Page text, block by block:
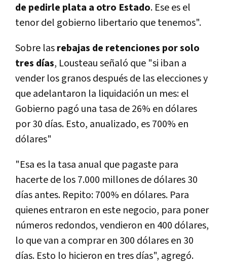
de pedirle plata a otro Estado. Ese es el
tenor del gobierno libertario que tenemos".
Sobre lasrebajas de retenciones por solo
tres días, Lousteau señaló que "si iban a
vender los granos después de las elecciones y
que adelantaron la liquidación un mes: el
Gobierno pagó una tasa de 26% en dólares
por 30 días. Esto, anualizado, es 700% en
dólares"
"Esa es la tasa anual que pagaste para
hacerte de los 7.000 millones de dólares 30
días antes. Repito: 700% en dólares. Para
quienes entraron en este negocio, para poner
números redondos, vendieron en 400 dólares,
lo que van a comprar en 300 dólares en 30
días. Esto lo hicieron en tres días", agregó.